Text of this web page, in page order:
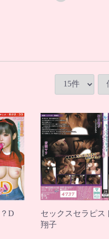
D
セックスセラピス
翔子